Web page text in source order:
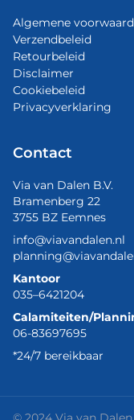
Algemene
Verzendbeleid
Retourbeleid
Disclaimer
Cookiebeleid
Privacyverklaring
Contact
Via van Dalen B.V.
Bramenberg 22
3755 BZ Eemnes
info@viavandalen.nl
Kantoor
035–6421204
Calamiteiten/
06-83697695
*24/7 bereikbaar